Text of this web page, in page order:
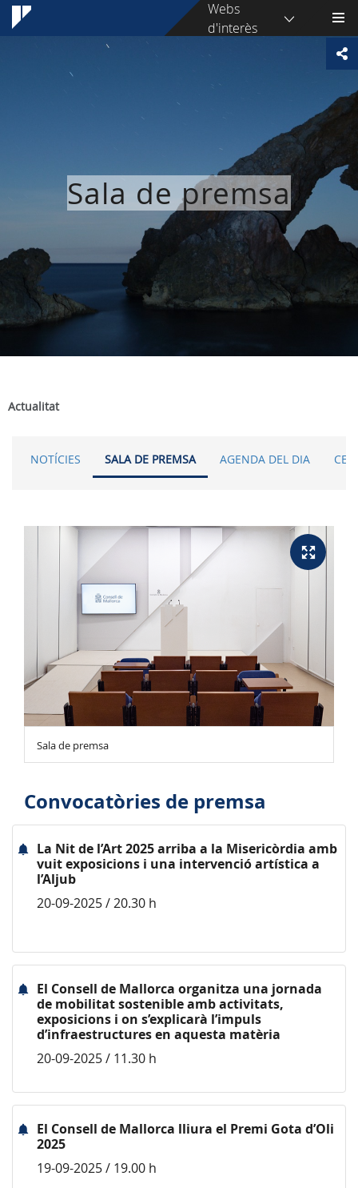
Webs
d'interès
Sala de premsa
Actualitat
NOTÍCIES SALA DE PREMSA AGENDA DEL DIA
Sala de premsa
Convocatòries de premsa
La Nit de l’Art 2025 arriba a la Misericòrdia amb
vuit exposicions i una intervenció artística a
l’Aljub
20-09-2025 / 20.30 h
El Consell de Mallorca organitza una jornada
de mobilitat sostenible amb activitats,
exposicions i on s’explicarà l’impuls
d’infraestructures en aquesta matèria
20-09-2025 / 11.30 h
El Consell de Mallorca lliura el Premi Gota d’Oli
2025
19-09-2025 / 19.00 h